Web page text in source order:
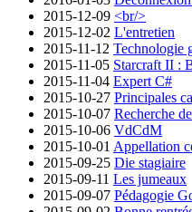
2015-12-09 <br/>
2015-12-02 L'entretien
2015-11-12 Technologie
2015-11-05 Starcraft II :
2015-11-04 Expert C#
2015-10-27 Principales
2015-10-07 Recherche
2015-10-06 VdCdM
2015-10-01 Appellation
2015-09-25 Die stagiaire
2015-09-11 Les jumeaux
2015-09-07 Pédagogie